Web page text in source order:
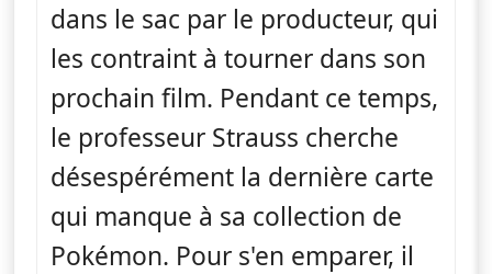
dans le sac par le producteur, qui
les contraint à tourner dans son
prochain film. Pendant ce temps,
le professeur Strauss cherche
désespérément la dernière carte
qui manque à sa collection de
Pokémon. Pour s'en emparer, il